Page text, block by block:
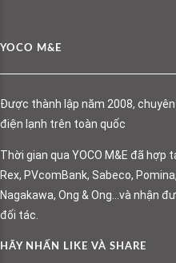
YOCO M&E
Được thành lập năm 2008,
điện lạnh trên toàn quốc
Thời gian qua YOCO M&E đã hợp
Rex, PVcomBank, Sabeco,
Nagakawa, Ong & Ong…và nhận
đối tác.
HÃY NHẤN LIKE VÀ SHARE